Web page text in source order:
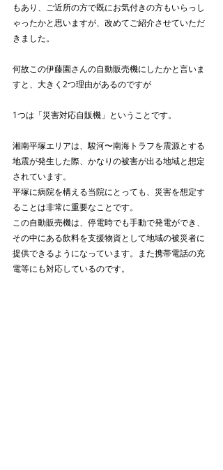
もあり、ご近所の方で既にお気付きの方もいらっし
ゃったかと思いますが、改めてご紹介させていただ
きました。
何故この伊藤園さんの自動販売機にしたかと言いま
すと、大きく2つ理由があるのですが
1つは「災害対応自販機」ということです。
湘南平塚エリアは、駿河〜南海トラフを震源とする
地震が発生した際、かなりの被害が出る地域と想定
されています。
平塚に病院を構える当院にとっても、災害を想定す
ることは非常に重要なことです。
この自動販売機は、停電時でも手動で発電ができ、
その中にある飲料を支援物資として地域の被災者に
提供できるようになっています。また携帯電話の充
電等にも対応しているのです。